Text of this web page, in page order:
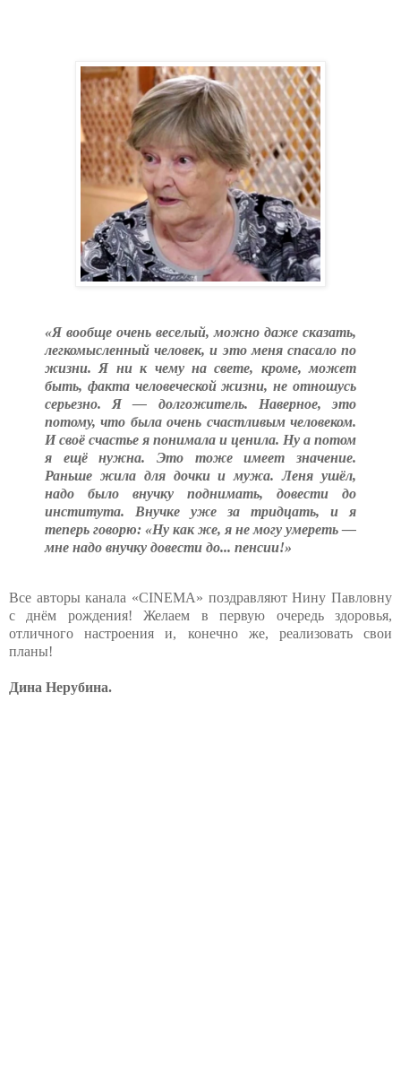
«Я вообще очень веселый, можно даже сказать,
легкомысленный человек, и это меня спасало по
жизни. Я ни к чему на свете, кроме, может
быть, факта человеческой жизни, не отношусь
серьезно. Я — долгожитель. Наверное, это
потому, что была очень счастливым человеком.
И своё счастье я понимала и ценила. Ну а потом
я ещё нужна. Это тоже имеет значение.
Раньше жила для дочки и мужа. Леня ушёл,
надо было внучку поднимать, довести до
института. Внучке уже за тридцать, и я
теперь говорю: «Ну как же, я не могу умереть —
мне надо внучку довести до... пенсии!»
Все авторы канала «CINEMA» поздравляют Нину Павловну
с днём рождения! Желаем в первую очередь здоровья,
отличного настроения и, конечно же, реализовать свои
планы!
Дина Нерубина.